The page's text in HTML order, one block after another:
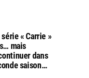
« Carrie »
mais
dans
saison…